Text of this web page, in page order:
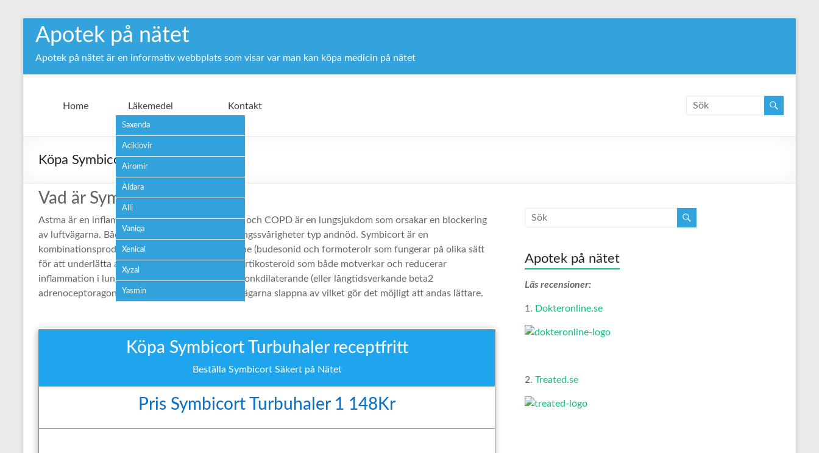
innehåll
Apotek på nätet
Apotek på nätet är en informativ webbplats som visar var man kan köpa medicin på nätet
Home Läkemedel
Saxenda
Aciklovir
Airomir
Aldara
Alli
Vaniqa
Xenical
Xyzal
Yasmin
Kontakt
Köpa Symbicort receptfritt
Vad är Symbicort?
Astma är en inflammationssjukdom i luftvägarna och COPD är en lungsjukdom som orsakar en blockering
av luftvägarna. Båda sjukdomarna orsakar andningssvårigheter typ andnöd. Symbicort är en
kombinationsprodukt som innehåller två medicine (budesonid och formoterolr som fungerar på olika sätt
för att underlätta andningen. Budesonid är en
kortikosteroid som både motverkar och reducerar
inflammation i lungorna, medan formoterol är bronkdilaterande (eller långtidsverkande beta2
adrenoceptoragonist) och låter musklerna i luftvägarna slappna av vilket gör det möjligt att andas lättare.
Köpa Symbicort Turbuhaler receptfritt
Beställa Symbicort Säkert på Nätet
Pris Symbicort Turbuhaler 1 148Kr
Apotek på nätet
Läs recensioner:
1. Dokteronline.se
2. Treated.se